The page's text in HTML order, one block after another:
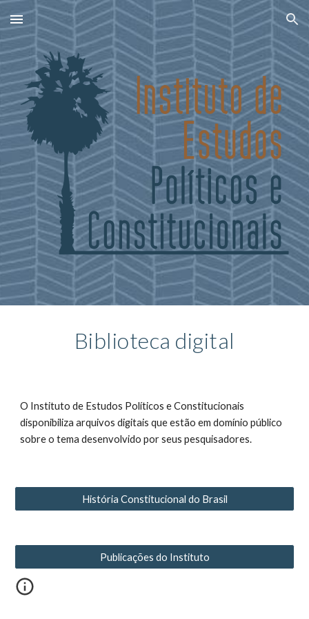
Skip to main content Skip to navigation
Biblioteca digital
O Instituto de Estudos Políticos e Constitucionais
disponibiliza arquivos digitais que estão em domínio público
sobre o tema desenvolvido por seus pesquisadores.
História Constitucional do Brasil
Publicações do Instituto